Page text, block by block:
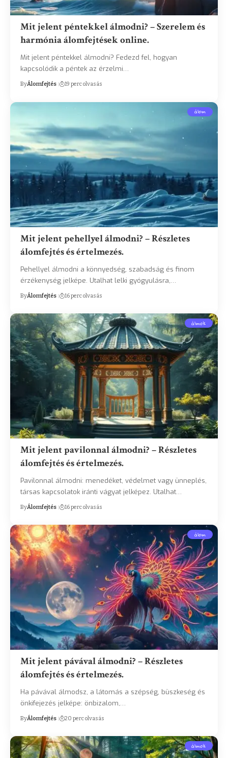
Mit jelent péntekkel álmodni? – Szerelem és
harmónia álomfejtések online.
Mit jelent péntekkel álmodni? Fedezd fel, hogyan
kapcsolódik a péntek az érzelmi…
ByÁlomfejtés 19 perc olvasás
álom
Mit jelent pehellyel álmodni? – Részletes
álomfejtés és értelmezés.
Pehellyel álmodni a könnyedség, szabadság és finom
érzékenység jelképe. Utalhat lelki gyógyulásra,…
ByÁlomfejtés 16 perc olvasás
álmok
Mit jelent pavilonnal álmodni? – Részletes
álomfejtés és értelmezés.
Pavilonnal álmodni: menedéket, védelmet vagy ünneplés,
társas kapcsolatok iránti vágyat jelképez. Utalhat…
ByÁlomfejtés 16 perc olvasás
álom
Mit jelent pávával álmodni? – Részletes
álomfejtés és értelmezés.
Ha pávával álmodsz, a látomás a szépség, büszkeség és
önkifejezés jelképe: önbizalom,…
ByÁlomfejtés 20 perc olvasás
álmok